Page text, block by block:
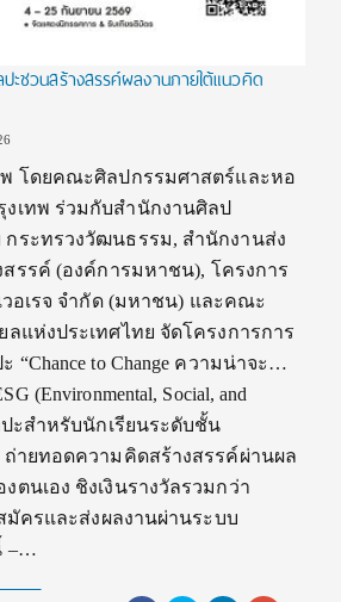
ปะชวนสร้างสรรค์ผลงานภายใต้แนวคิด
พ โดยคณะศิลปกรรมศาสตร์และหอ
เทพ ร่วมกับสำนักงานศิลป
ระทรวงวัฒนธรรม, สำนักงานส่ง
สรรค์ (องค์การมหาชน), โครงการ
วอเรจ จำกัด (มหาชน) และคณะ
ลแห่งประเทศไทย จัดโครงการการ
“Chance to Change ความน่าจะ…
(Environmental, Social, and
ปะสำหรับนักเรียนระดับชั้น
ายทอดความคิดสร้างสรรค์ผ่านผล
ตนเอง ชิงเงินรางวัลรวมกว่า
มัครและส่งผลงานผ่านระบบ
–…